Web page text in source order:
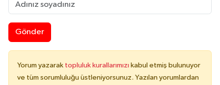
Gönder
Yorum yazarak topluluk kurallarımızı kabul etmiş bulunuyor
ve tüm sorumluluğu üstleniyorsunuz. Yazılan yorumlardan